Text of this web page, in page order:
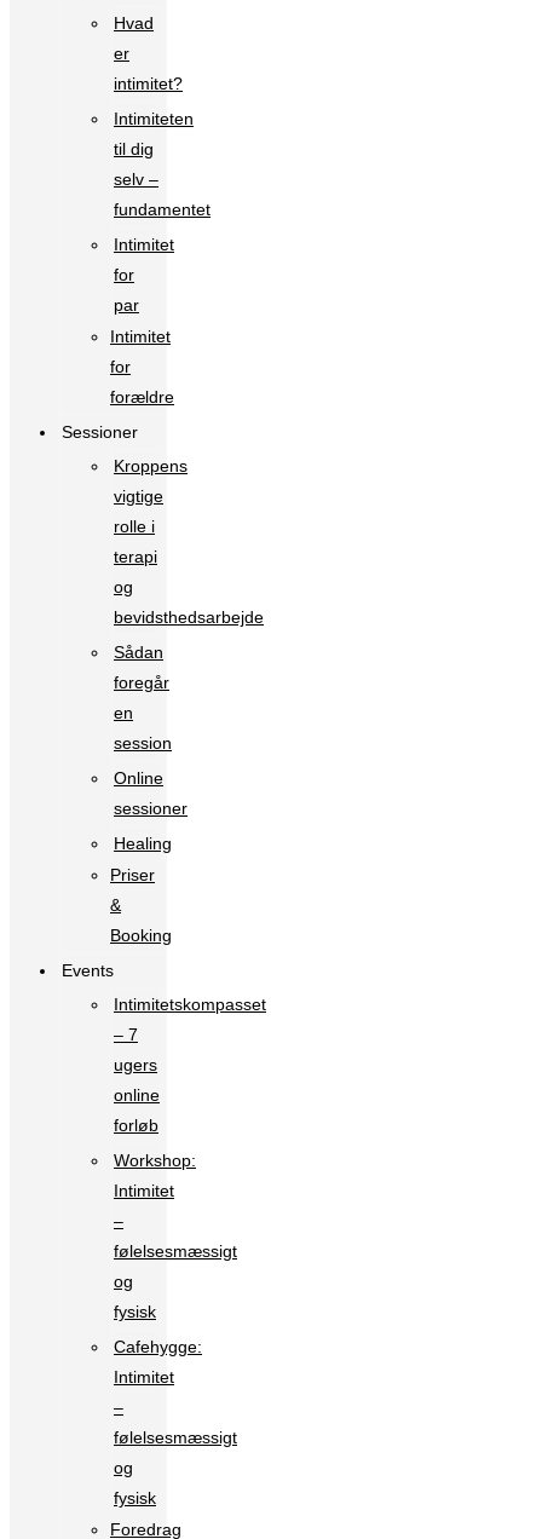
Hvad
er
intimitet?
Intimiteten
til dig
selv –
fundamentet
Intimitet
for
par
Intimitet
for
forældre
Sessioner
Kroppens
vigtige
rolle i
terapi
og
bevidsthedsarbejde
Sådan
foregår
en
session
Online
sessioner
Healing
Priser
&
Booking
Events
Intimitetskompasset
– 7
ugers
online
forløb
Workshop:
Intimitet
–
følelsesmæssigt
og
fysisk
Cafehygge:
Intimitet
–
følelsesmæssigt
og
fysisk
Foredrag